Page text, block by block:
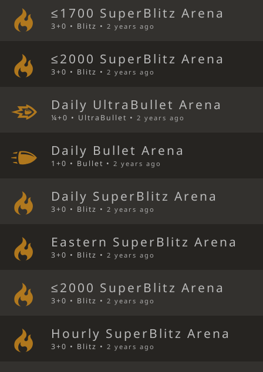
≤1700 SuperBlitz Arena
3+0 • Blitz •2 years ago
≤2000 SuperBlitz Arena
3+0 • Blitz •2 years ago
Daily UltraBullet Arena
¼+0 • UltraBullet •2 years ago
Daily Bullet Arena
1+0 • Bullet •2 years ago
Daily SuperBlitz Arena
3+0 • Blitz •2 years ago
Eastern SuperBlitz Arena
3+0 • Blitz •2 years ago
≤2000 SuperBlitz Arena
3+0 • Blitz •2 years ago
Hourly SuperBlitz Arena
3+0 • Blitz •2 years ago